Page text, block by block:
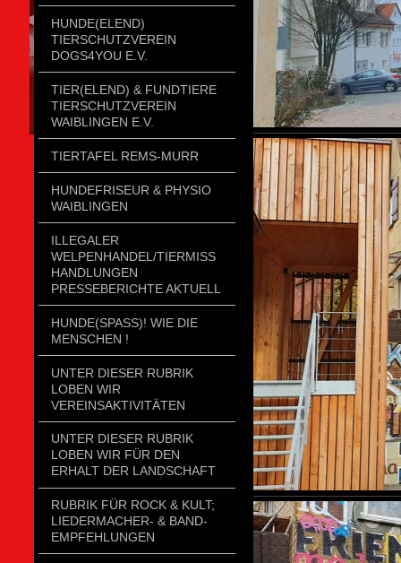
HUNDE(ELEND)
TIERSCHUTZVEREIN
DOGS4YOU E.V.
TIER(ELEND) & FUNDTIERE
TIERSCHUTZVEREIN
WAIBLINGEN E.V.
TIERTAFEL REMS-MURR
HUNDEFRISEUR & PHYSIO
WAIBLINGEN
ILLEGALER
WELPENHANDEL/TIERMISSH
ANDLUNGEN P
RESSEBERICHTE AKTUELL
HUNDE(SPASS)! WIE DIE
MENSCHEN !
UNTER DIESER RUBRIK
LOBEN WIR
VEREINSAKTIVITÄTEN
UNTER DIESER RUBRIK
LOBEN WIR FÜR DEN
ERHALT DER LANDSCHAFT
RUBRIK FÜR ROCK & KULT;
LIEDERMACHER- & BAND-
EMPFEHLUNGEN